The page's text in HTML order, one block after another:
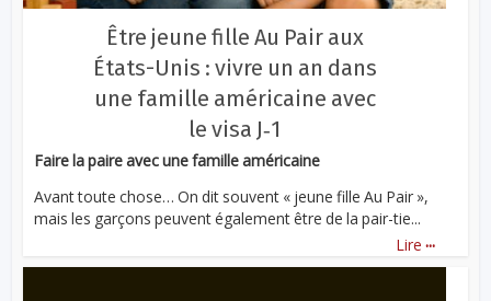
Être jeune fille Au Pair aux
États-Unis : vivre un an dans
une famille américaine avec
le visa J‑1
Faire la paire avec une famille américaine
Avant toute chose… On dit souvent « jeune fille Au Pair »,
mais les garçons peuvent également être de la pair-tie...
Lire ...